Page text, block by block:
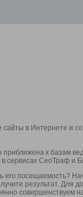
в Интернете и
к базам
сервисах СеоТраф и
его посещаемость?
результат.
совершенствуем